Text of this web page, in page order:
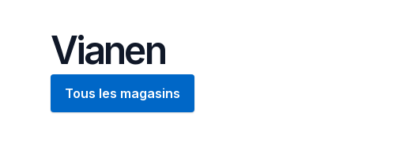
Vianen
Tous les magasins